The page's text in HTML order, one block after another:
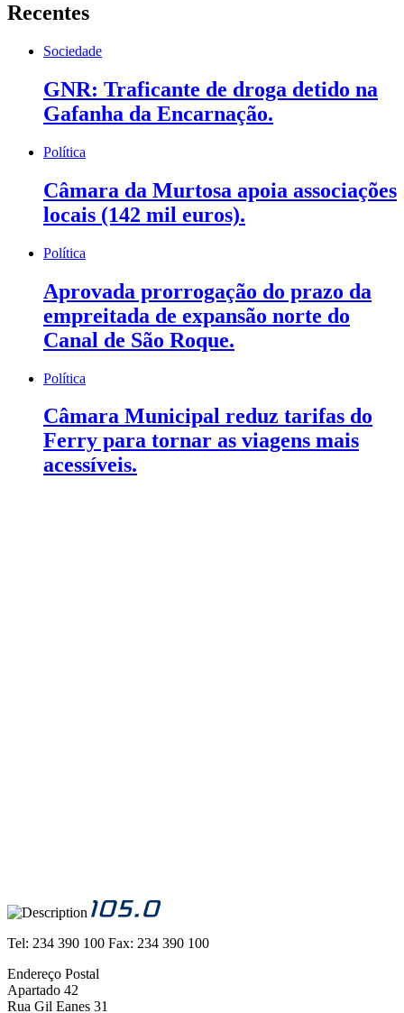
Recentes
Sociedade
GNR: Traficante de droga detido na
Gafanha da Encarnação.
Política
Câmara da Murtosa apoia associações
locais (142 mil euros).
Política
Aprovada prorrogação do prazo da
empreitada de expansão norte do
Canal de São Roque.
Política
Câmara Municipal reduz tarifas do
Ferry para tornar as viagens mais
acessíveis.
Tel: 234 390 100 Fax: 234 390 100
Endereço Postal
Apartado 42
Rua Gil Eanes 31